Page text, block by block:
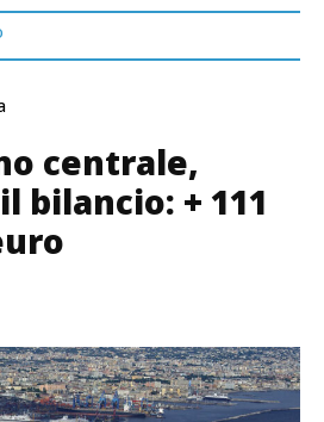
centrale,
bilancio: + 111